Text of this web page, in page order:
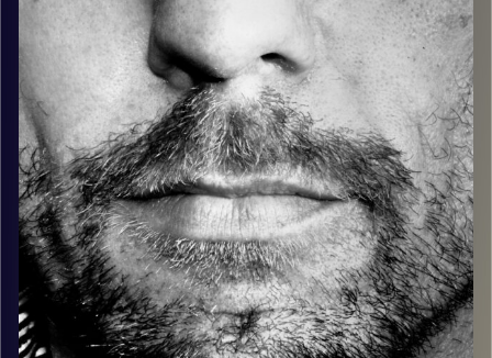
כל מה שחי, אמיתי ונושם.
עם שמוליק רגב.
קרדיט תמונות: David Goehring